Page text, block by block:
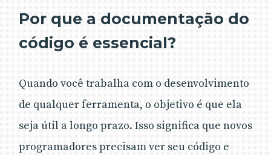
Por que a documentação do
código é essencial?
Quando você trabalha com o desenvolvimento
de qualquer ferramenta, o objetivo é que ela
seja útil a longo prazo. Isso significa que novos
programadores precisam ver seu código e